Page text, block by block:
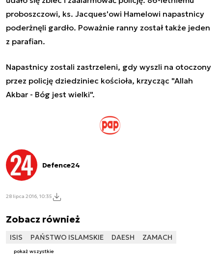
proboszczowi, ks. Jacques'owi Hamelowi napastnicy
poderżnęli gardło. Poważnie ranny został także jeden
z parafian.
Napastnicy zostali zastrzeleni, gdy wyszli na otoczony
przez policję dziedziniec kościoła, krzycząc "Allah
Akbar - Bóg jest wielki".
Defence24
28 lipca 2016, 10:35
Zobacz również
ISIS PAŃSTWO ISLAMSKIE DAESH ZAMACH
pokaż wszystkie